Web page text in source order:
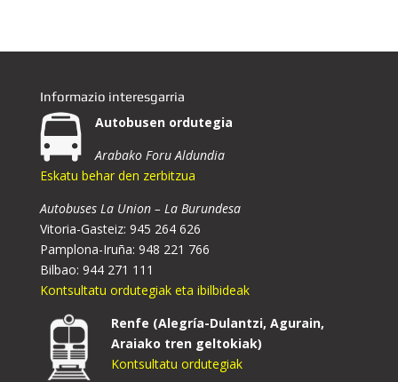
Informazio interesgarria
Autobusen ordutegia
Arabako Foru Aldundia
Eskatu behar den zerbitzua
Autobuses La Union – La Burundesa
Vitoria-Gasteiz: 945 264 626
Pamplona-Iruña: 948 221 766
Bilbao: 944 271 111
Kontsultatu ordutegiak eta ibilbideak
Renfe (Alegría-Dulantzi, Agurain,
Araiako tren geltokiak)
Kontsultatu ordutegiak